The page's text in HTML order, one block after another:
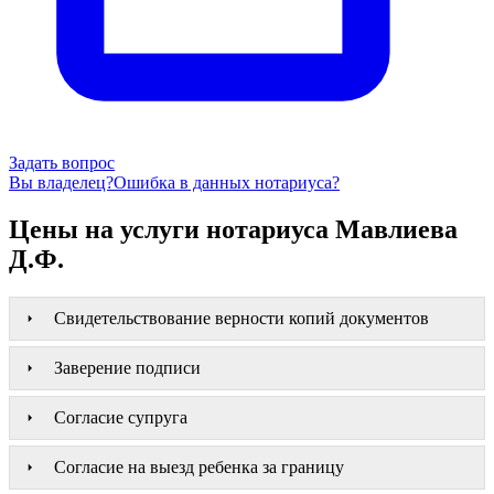
Задать вопрос
Вы владелец?Ошибка в данных нотариуса?
Цены на услуги нотариуса Мавлиева
Д.Ф.
Свидетельствование верности копий документов
Заверение подписи
Согласие супруга
Согласие на выезд ребенка за границу